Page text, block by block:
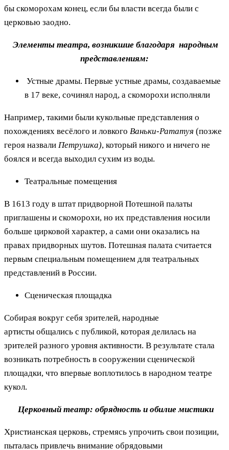
бы скоморохам конец, если бы власти всегда были с
церковью заодно.
Элементы театра, возникшие благодаря народным
представлениям:
Устные драмы. Первые устные драмы, создаваемые
в 17 веке, сочинял народ, а скоморохи исполняли
Например, такими были кукольные представления о
похождениях весёлого и ловкого Ваньки-Рататуя (позже
героя назвали Петрушка), который никого и ничего не
боялся и всегда выходил сухим из воды.
Театральные помещения
В 1613 году в штат придворной Потешной палаты
приглашены и скоморохи, но их представления носили
больше цирковой характер, а сами они оказались на
правах придворных шутов. Потешная палата считается
первым специальным помещением для театральных
представлений в России.
Сценическая площадка
Собирая вокруг себя зрителей, народные
артисты общались с публикой, которая делилась на
зрителей разного уровня активности. В результате стала
возникать потребность в сооружении сценической
площадки, что впервые воплотилось в народном театре
кукол.
Церковный театр: обрядность и обилие мистики
Христианская церковь, стремясь упрочить свои позиции,
пыталась привлечь внимание обрядовыми